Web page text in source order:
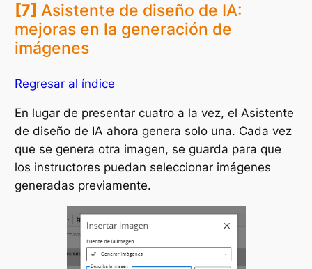
[7] Asistente de diseño de IA:
mejoras en la generación de
imágenes
Regresar al índice
En lugar de presentar cuatro a la vez, el Asistente
de diseño de IA ahora genera solo una. Cada vez
que se genera otra imagen, se guarda para que
los instructores puedan seleccionar imágenes
generadas previamente.